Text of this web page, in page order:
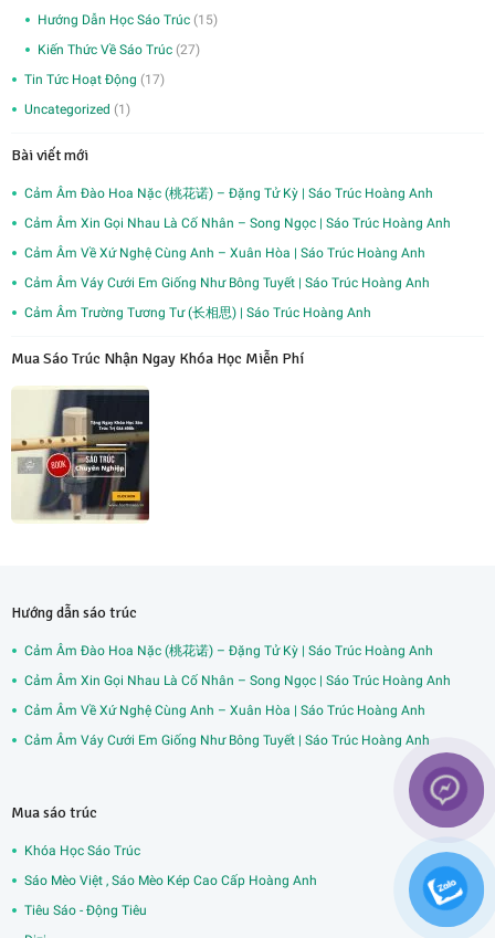
Hướng Dẫn Học Sáo Trúc (15)
Kiến Thức Về Sáo Trúc (27)
Tin Tức Hoạt Động (17)
Uncategorized (1)
Bài viết mới
Cảm Âm Đào Hoa Nặc (桃花诺) – Đặng Tử Kỳ | Sáo Trúc Hoàng Anh
Cảm Âm Xin Gọi Nhau Là Cố Nhân – Song Ngọc | Sáo Trúc Hoàng Anh
Cảm Âm Về Xứ Nghệ Cùng Anh – Xuân Hòa | Sáo Trúc Hoàng Anh
Cảm Âm Váy Cưới Em Giống Như Bông Tuyết | Sáo Trúc Hoàng Anh
Cảm Âm Trường Tương Tư (长相思) | Sáo Trúc Hoàng Anh
Mua Sáo Trúc Nhận Ngay Khóa Học Miễn Phí
Hướng dẫn sáo trúc
Cảm Âm Đào Hoa Nặc (桃花诺) – Đặng Tử Kỳ | Sáo Trúc Hoàng Anh
Cảm Âm Xin Gọi Nhau Là Cố Nhân – Song Ngọc | Sáo Trúc Hoàng Anh
Cảm Âm Về Xứ Nghệ Cùng Anh – Xuân Hòa | Sáo Trúc Hoàng Anh
Cảm Âm Váy Cưới Em Giống Như Bông Tuyết | Sáo Trúc Hoàng Anh
Mua sáo trúc
Khóa Học Sáo Trúc
Sáo Mèo Việt , Sáo Mèo Kép Cao Cấp Hoàng Anh
Tiêu Sáo - Động Tiêu